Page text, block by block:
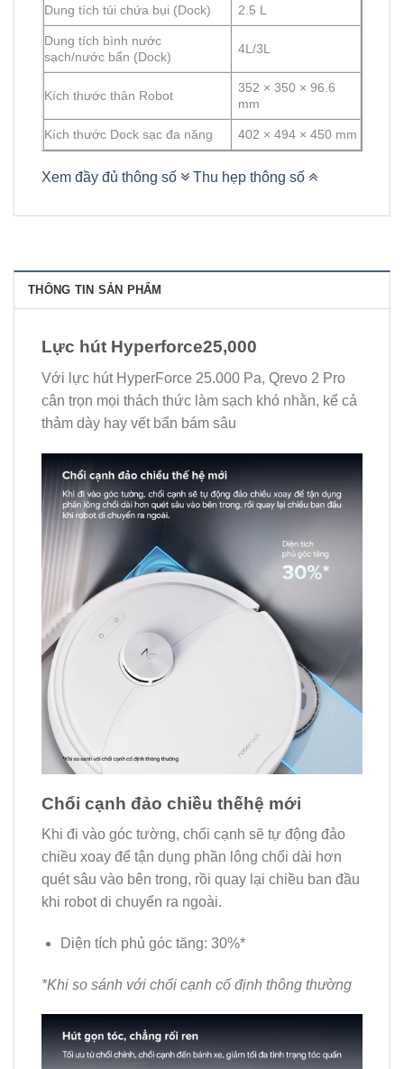
Dung tích túi chứa bụi (Dock) 2.5 L
Dung tích bình nước
sạch/nước bẩn (Dock)
4L/3L
Kích thước thân Robot
352 × 350 × 96.6
mm
Kích thước Dock sạc đa năng 402 × 494 × 450 mm
Xem đầy đủ thông số Thu hẹp thông số
THÔNG TIN SẢN PHẨM
Lực hút Hyperforce25,000
Với lực hút HyperForce 25.000 Pa, Qrevo 2 Pro
cân trọn mọi thách thức làm sạch khó nhằn, kể cả
thảm dày hay vết bẩn bám sâu
Chổi cạnh đảo chiều thếhệ mới
Khi đi vào góc tường, chổi cạnh sẽ tự động đảo
chiều xoay để tận dụng phần lông chổi dài hơn
quét sâu vào bên trong, rồi quay lại chiều ban đầu
khi robot di chuyển ra ngoài.
Diện tích phủ góc tăng: 30%*
*Khi so sánh với chổi cạnh cố định thông thường